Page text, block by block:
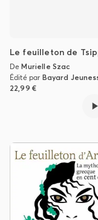
Le feuilleton de
DeMurielle Szac
Édité par Bayard
22,99 €